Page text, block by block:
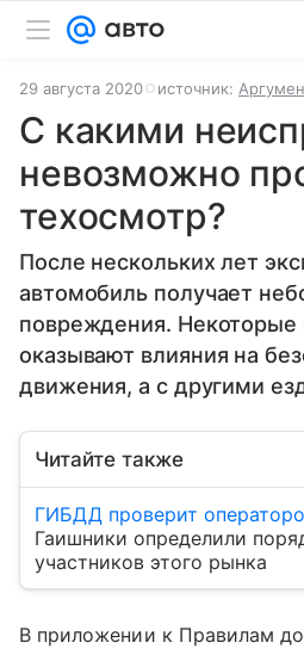
29 августа 2020 источник:
С какими
невозможно
техосмотр?
После нескольких лет
автомобиль получает
повреждения. Некоторые
оказывают влияния на
движения, а с другими
Читайте также
ГИБДД проверит
Гаишники определили
участников этого рынка
В приложении к Правилам